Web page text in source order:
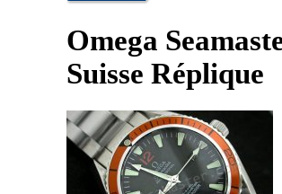
Omega
Suisse Réplique